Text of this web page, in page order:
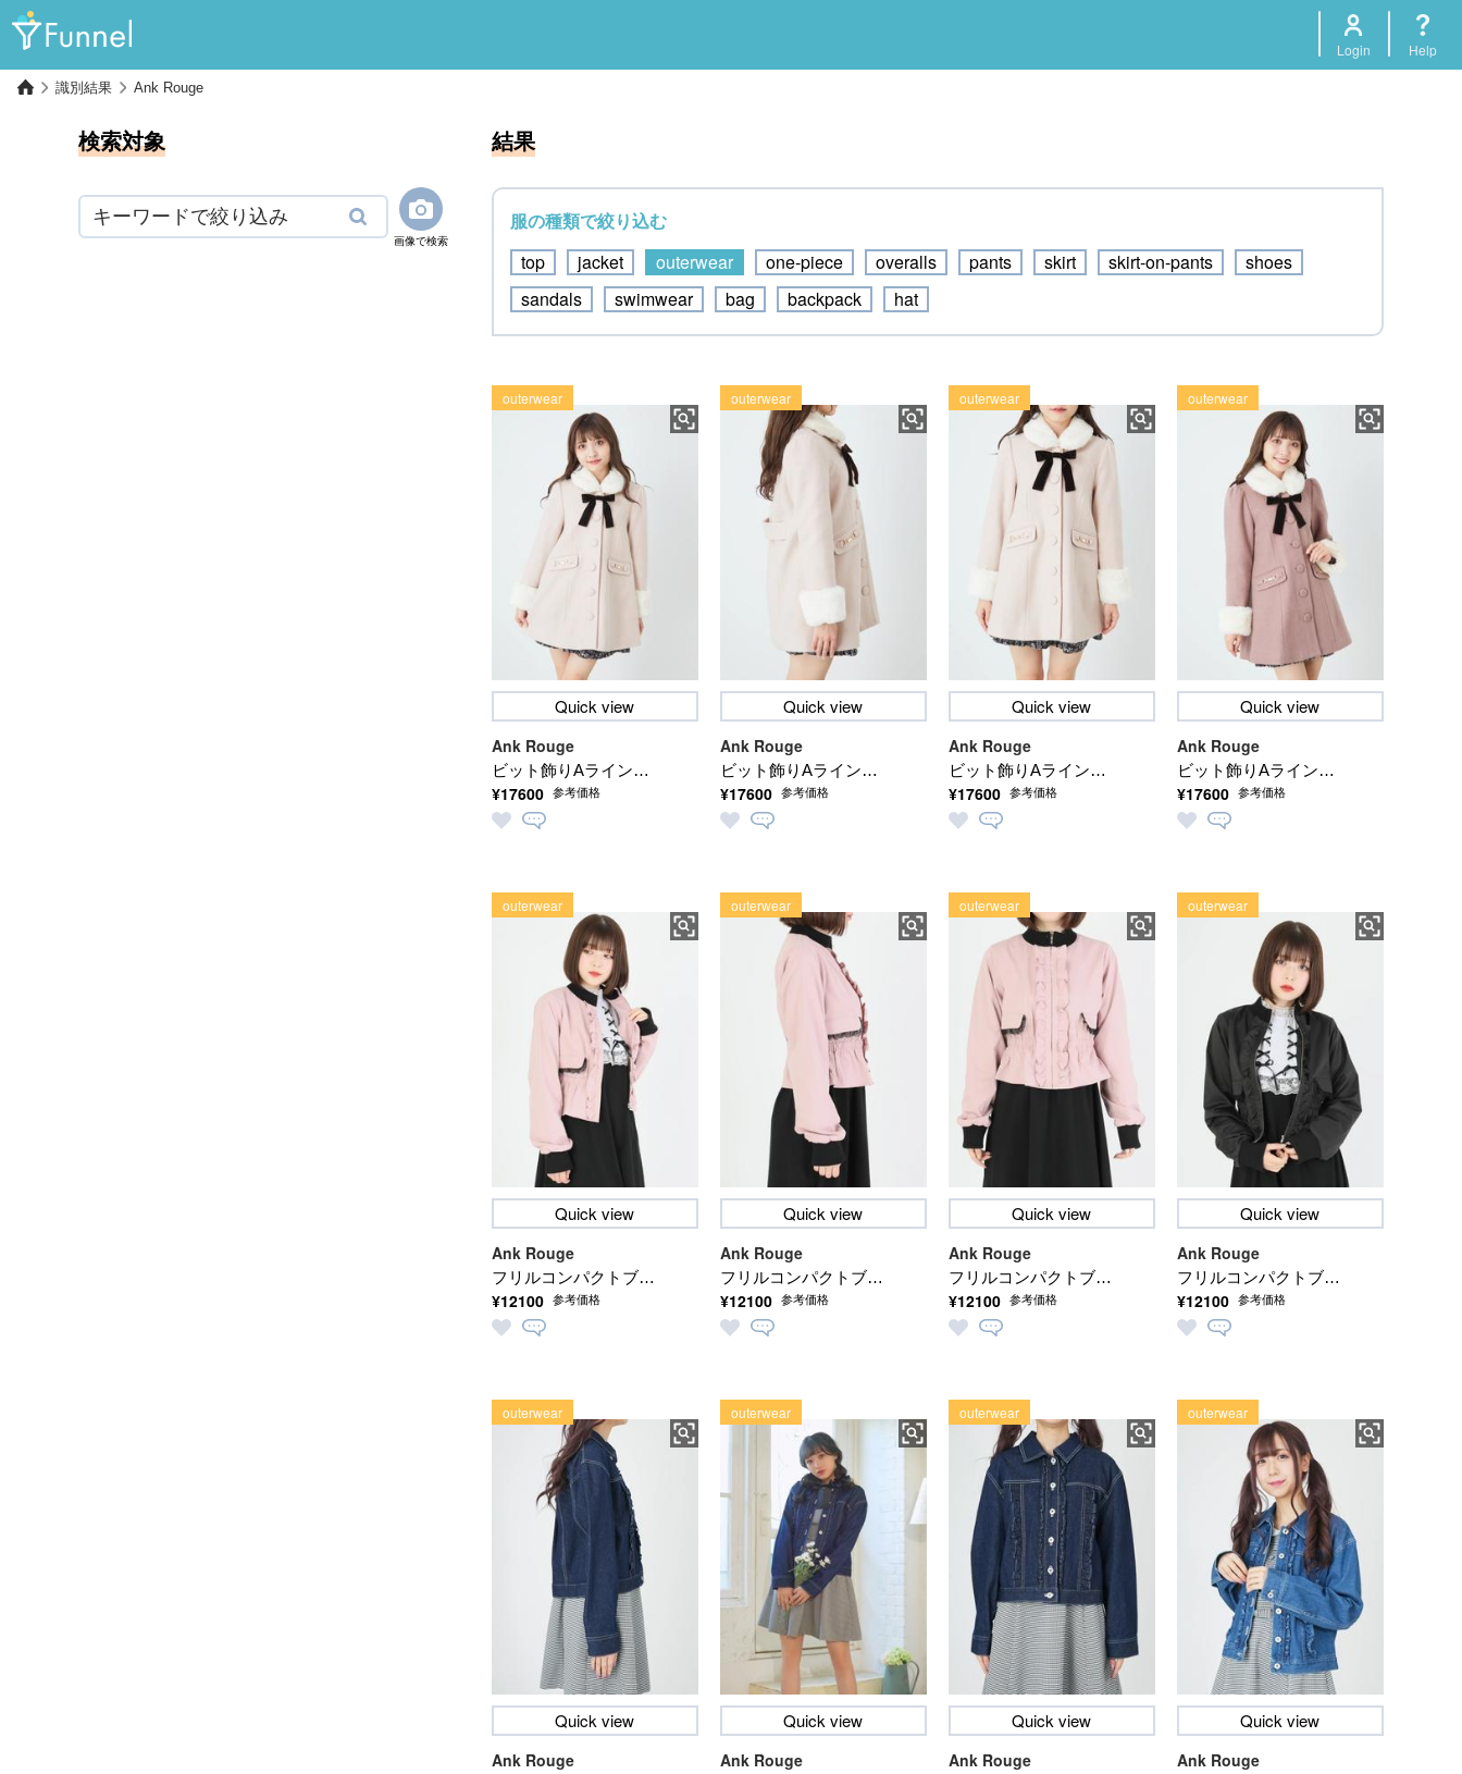
Login Help
識別結果 Ank Rouge
検索対象
画像で検索
結果
服の種類で絞り込む
top jacket outerwear one-piece overalls pants skirt skirt-on-pants
shoes
sandals
swimwear bag backpack hat
Quick view
ビット飾りAラインコ
ート
Ank Rouge
¥17600 参考価格
outerwear
Quick view
ビット飾りAラインコ
ート
Ank Rouge
¥17600 参考価格
outerwear
Quick view
ビット飾りAラインコ
ート
Ank Rouge
¥17600 参考価格
outerwear
Quick view
ビット飾りAラインコ
ート
Ank Rouge
¥17600 参考価格
outerwear
Quick view
フリルコンパクトブル
ゾン
Ank Rouge
¥12100 参考価格
outerwear
Quick view
フリルコンパクトブル
ゾン
Ank Rouge
¥12100 参考価格
outerwear
Quick view
フリルコンパクトブル
ゾン
Ank Rouge
¥12100 参考価格
outerwear
Quick view
フリルコンパクトブル
ゾン
Ank Rouge
¥12100 参考価格
outerwear
Quick view
Ank Rouge
outerwear
Quick view
Ank Rouge
outerwear
Quick view
Ank Rouge
outerwear
Quick view
Ank Rouge
outerwear